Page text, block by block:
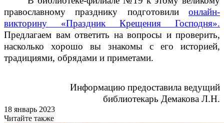
православному празднику подготовили онлайн-
викторину «Праздник Крещения Господня».
Предлагаем вам ответить на вопросы и проверить,
насколько хорошо вы знакомы с его историей,
традициями, обрядами и приметами.
Информацию предоставила ведущий
библиотекарь Демакова Л.Н.
18 январь 2023
Читайте также